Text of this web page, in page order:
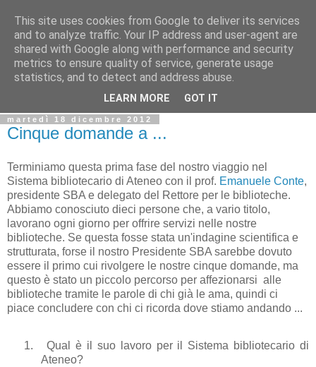
Biblio@rti in
Il Blog della Biblioteca di Area delle arti per condividere
informazioni iniziative incontri
martedì 18 dicembre 2012
Cinque domande a ...
Terminiamo questa prima fase del nostro viaggio nel
Sistema bibliotecario di Ateneo con il prof. Emanuele Conte,
presidente SBA e delegato del Rettore per le biblioteche.
Abbiamo conosciuto dieci persone che, a vario titolo,
lavorano ogni giorno per offrire servizi nelle nostre
biblioteche. Se questa fosse stata un'indagine scientifica e
strutturata, forse il nostro Presidente SBA sarebbe dovuto
essere il primo cui rivolgere le nostre cinque domande, ma
questo è stato un piccolo percorso per affezionarsi alle
biblioteche tramite le parole di chi già le ama, quindi ci
piace concludere con chi ci ricorda dove stiamo andando ...
1.
Qual è il suo lavoro per il Sistema bibliotecario di
Ateneo?
This site uses cookies from Google to deliver its services
and to analyze traffic. Your IP address and user-agent are
shared with Google along with performance and security
metrics to ensure quality of service, generate usage
statistics, and to detect and address abuse.
LEARN MORE GOT IT